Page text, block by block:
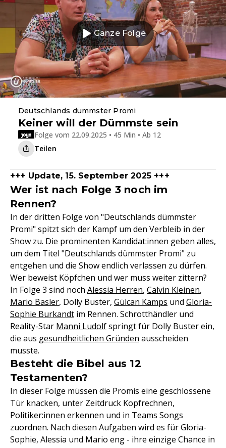
Ganze Folge
Deutschlands dümmster Promi
Keiner will der Dümmste sein
Folge vom 22.09.2025 • 45 Min • Ab 12
Teilen
+++ Update, 15. September 2025 +++
Wer ist nach Folge 3 noch im
Rennen?
In der dritten Folge von "Deutschlands dümmster
Promi" spitzt sich der Kampf um den Verbleib in der
Show zu. Die prominenten Kandidat:innen geben alles,
um dem Titel "Deutschlands dümmster Promi" zu
entgehen und die Show endlich verlassen zu dürfen.
Wer beweist Köpfchen und wer muss weiter zittern?
In Folge 3 sind noch Alessia Herren, Calvin Kleinen,
Mario Basler, Dolly Buster, Gülcan Kamps und Gloria-
Sophie Burkandt im Rennen. Schrotthändler und
Reality-Star Manni Ludolfspringt für Dolly Buster ein,
die aus gesundheitlichen Gründen ausscheiden
musste.
Besteht die Bibel aus 12
Testamenten?
In dieser Folge müssen die Promis eine geschlossene
Tür knacken, unter Zeitdruck Kopfrechnen,
Politiker:innen erkennen und in Teams Songs
zuordnen. Nach diesen Aufgaben wird es für Gloria-
Sophie, Alessia und Mario eng - ihre einzige Chance in